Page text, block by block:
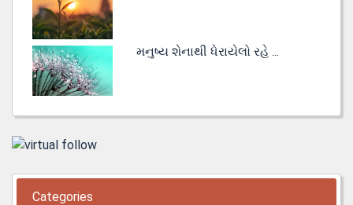
મનુષ્ય શેનાથી ધેરાયેલો રહે ...
Categories